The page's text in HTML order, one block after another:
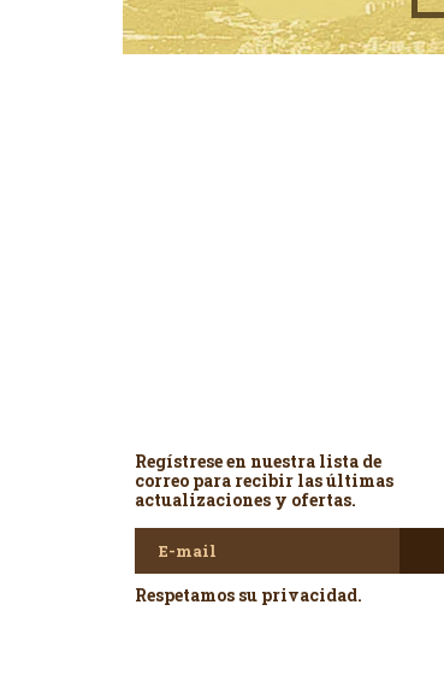
Regístrese en nuestra lista de
correo para recibir las últimas
actualizaciones y ofertas.
Respetamos su privacidad.